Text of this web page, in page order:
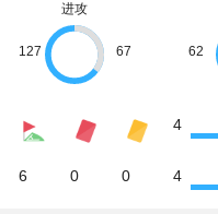
进攻
127 67 62
4
6 0 0 4